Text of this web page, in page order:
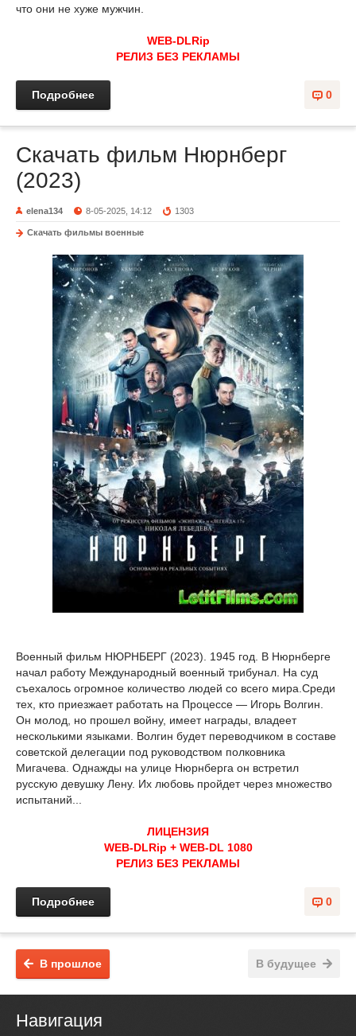
что они не хуже мужчин.
WEB-DLRip
РЕЛИЗ БЕЗ РЕКЛАМЫ
0
Подробнее
Скачать фильм Нюрнберг
(2023)
elena134 8-05-2025, 14:12 1303
Скачать фильмы военные
Военный фильм НЮРНБЕРГ (2023). 1945 год. В Нюрнберге
начал работу Международный военный трибунал. На суд
съехалось огромное количество людей со всего мира.Среди
тех, кто приезжает работать на Процессе — Игорь Волгин.
Он молод, но прошел войну, имеет награды, владеет
несколькими языками. Волгин будет переводчиком в составе
советской делегации под руководством полковника
Мигачева. Однажды на улице Нюрнберга он встретил
русскую девушку Лену. Их любовь пройдет через множество
испытаний...
ЛИЦЕНЗИЯ
WEB-DLRip + WEB-DL 1080
РЕЛИЗ БЕЗ РЕКЛАМЫ
0
Подробнее
В будущее
В прошлое
Навигация